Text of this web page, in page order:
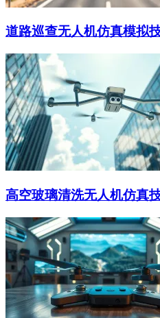
道路巡查无人机仿真模拟
高空玻璃清洗无人机仿真